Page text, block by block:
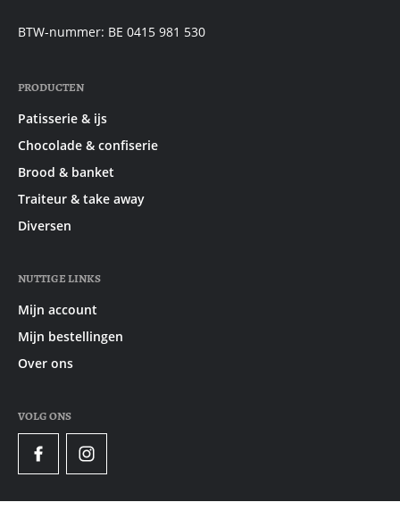
BTW-nummer: BE 0415 981 530
PRODUCTEN
Patisserie & ijs
Chocolade & confiserie
Brood & banket
Traiteur & take away
Diversen
NUTTIGE LINKS
Mijn account
Mijn bestellingen
Over ons
VOLG ONS
FacebookInstagram